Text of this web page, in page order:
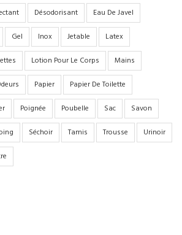
Désodorisant
Eau De Javel
Gel Inox Jetable
Latex
Lotion Pour Le Corps
Mains
Papier
Papier De Toilette
Poignée Poubelle Sac
Savon
Séchoir Tamis Trousse
Urinoir